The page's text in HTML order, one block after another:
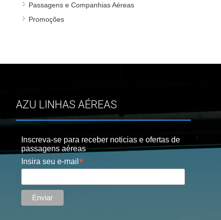
Passagens e Companhias Aéreas
Promoções
AZU LINHAS AÉREAS
Inscreva-se para receber noticias e ofertas de
passagens aéreas
Insira seu e-mail*